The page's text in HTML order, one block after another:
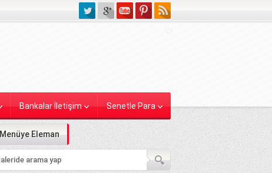
Bankalar İletişim Senetle Para
Menüye Eleman